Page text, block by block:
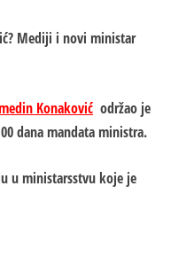
Mediji i novi ministar
Konaković održao je
dana mandata ministra.
u ministarsstvu koje je